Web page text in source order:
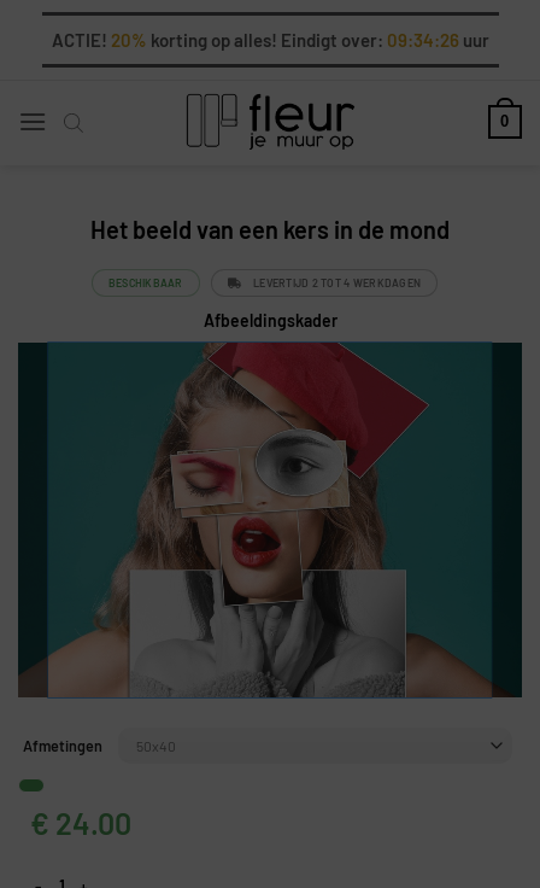
inhoud
ACTIE! 20% korting op alles! Eindigt over: 09:34:25 uur
0
Afbeeldingskader
Afmetingen
€ 24.00
Het beeld van een kers in de mond aantal
Het beeld van een kers in de mond
BESCHIKBAAR LEVERTIJD 2 TOT 4 WERKDAGEN